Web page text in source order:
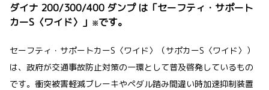
ダイナ 200/300/400 ダンプ は「セーフティ・サポート
カーS〈ワイド〉」 ※です。
セーフティ・サポートカーS〈ワイド〉（サポカーS〈ワイド〉）
は、政府が交通事故防止対策の一環として普及啓発しているもの
です。衝突被害軽減ブレーキやペダル踏み間違い時加速抑制装置